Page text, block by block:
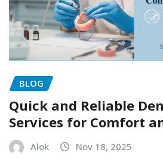
BLOG
Quick and Reliable
Services for Comfort
Alok Nov 18, 2025